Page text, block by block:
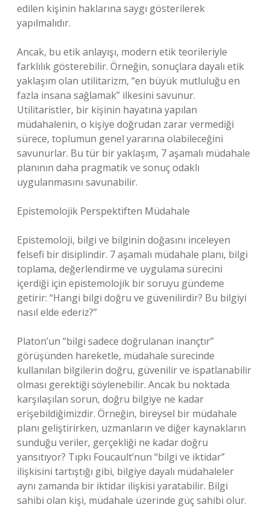
edilen kişinin haklarına saygı gösterilerek
yapılmalıdır.
Ancak, bu etik anlayışı, modern etik teorileriyle
farklılık gösterebilir. Örneğin, sonuçlara dayalı etik
yaklaşım olan utilitarizm, “en büyük mutluluğu en
fazla insana sağlamak” ilkesini savunur.
Utilitaristler, bir kişinin hayatına yapılan
müdahalenin, o kişiye doğrudan zarar vermediği
sürece, toplumun genel yararına olabileceğini
savunurlar. Bu tür bir yaklaşım, 7 aşamalı müdahale
planının daha pragmatik ve sonuç odaklı
uygulanmasını savunabilir.
Epistemolojik Perspektiften Müdahale
Epistemoloji, bilgi ve bilginin doğasını inceleyen
felsefi bir disiplindir. 7 aşamalı müdahale planı, bilgi
toplama, değerlendirme ve uygulama sürecini
içerdiği için epistemolojik bir soruyu gündeme
getirir: “Hangi bilgi doğru ve güvenilirdir? Bu bilgiyi
nasıl elde ederiz?”
Platon’un “bilgi sadece doğrulanan inançtır”
görüşünden hareketle, müdahale sürecinde
kullanılan bilgilerin doğru, güvenilir ve ispatlanabilir
olması gerektiği söylenebilir. Ancak bu noktada
karşılaşılan sorun, doğru bilgiye ne kadar
erişebildiğimizdir. Örneğin, bireysel bir müdahale
planı geliştirirken, uzmanların ve diğer kaynakların
sunduğu veriler, gerçekliği ne kadar doğru
yansıtıyor? Tıpkı Foucault’nun “bilgi ve iktidar”
ilişkisini tartıştığı gibi, bilgiye dayalı müdahaleler
aynı zamanda bir iktidar ilişkisi yaratabilir. Bilgi
sahibi olan kişi, müdahale üzerinde güç sahibi olur.